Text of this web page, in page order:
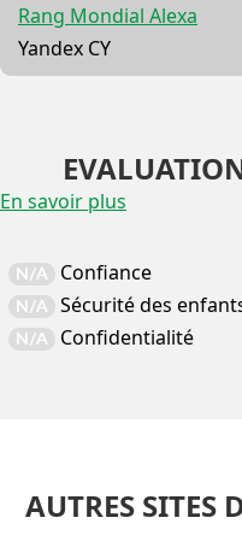
Rang Mondial Alexa
Yandex CY
En savoir plus
N/A Confiance
N/A Sécurité des
N/A Confidentialité
AUTRES SITES